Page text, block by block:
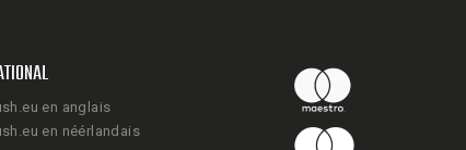
en anglais
en néérlandais